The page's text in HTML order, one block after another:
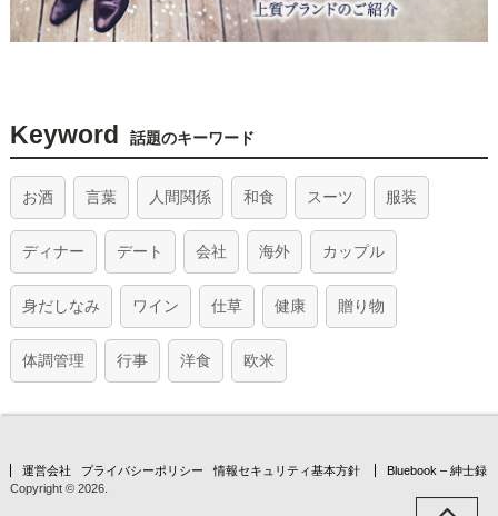
Keyword 話題のキーワード
お酒 言葉 人間関係 和食 スーツ 服装
ディナー デート 会社 海外 カップル
身だしなみ ワイン 仕草 健康 贈り物
体調管理 行事 洋食 欧米
運営会社 プライバシーポリシー 情報セキュリティ基本方針
Bluebook – 紳士録
Copyright © 2026.